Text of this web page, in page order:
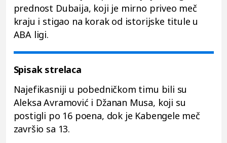
prednost Dubaija, koji je mirno priveo meč
kraju i stigao na korak od istorijske titule u
ABA ligi.
Spisak strelaca
Najefikasniji u pobedničkom timu bili su
Aleksa Avramović i Džanan Musa, koji su
postigli po 16 poena, dok je Kabengele meč
završio sa 13.